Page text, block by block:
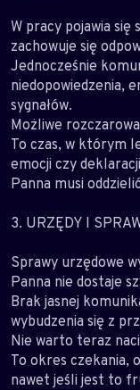
W pracy pojawia
zachowuje się
Jednocześnie
niedopowiedzenia,
sygnałów.
Możliwe
To czas, w którym
emocji czy
Panna musi
3. URZĘDY I
Sprawy urzędowe
Panna nie dostaje
Brak jasnej
wybudzenia się z
Nie warto teraz
To okres czekania,
nawet jeśli jest to